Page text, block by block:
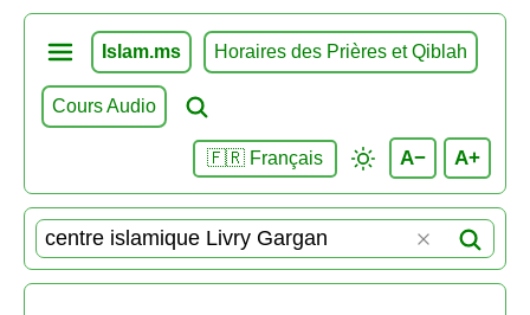
Islam.ms Horaires des Prières et Qiblah
Cours Audio
🇫🇷 Français A− A+